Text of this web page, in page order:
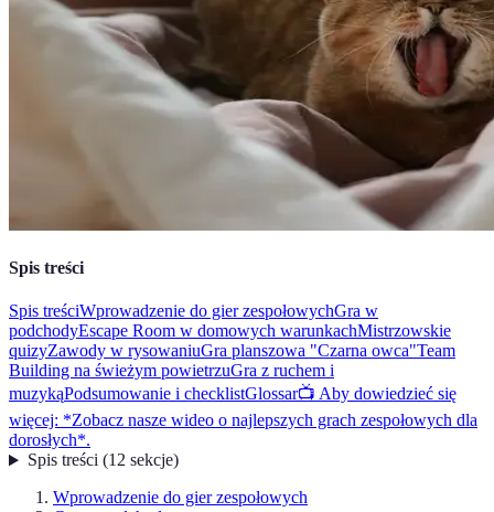
Spis treści
Spis treściWprowadzenie do gier zespołowychGra w
podchodyEscape Room w domowych warunkachMistrzowskie
quizyZawody w rysowaniuGra planszowa "Czarna owca"Team
Building na świeżym powietrzuGra z ruchem i
muzykąPodsumowanie i checklistGlossar📺 Aby dowiedzieć się
więcej: *Zobacz nasze wideo o najlepszych grach zespołowych dla
dorosłych*.
Spis treści(12 sekcje)
Wprowadzenie do gier zespołowych